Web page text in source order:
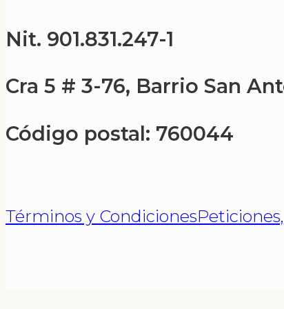
Nit. 901.831.247-1
Cra 5 # 3-76, Barrio San
Código postal: 760044
Términos y Condiciones